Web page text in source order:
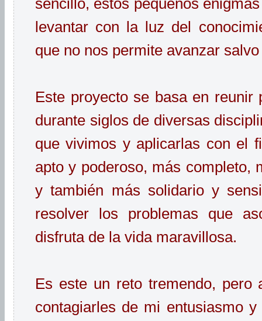
sencillo, estos pequeños
levantar con la luz del
que no nos permite avanzar
Este proyecto se basa en reunir
durante siglos de diversas
que vivimos y aplicarlas con el
apto y poderoso, más completo,
y también más solidario y
resolver los problemas que
disfruta de la vida maravillosa.
Es este un reto tremendo,
contagiarles de mi entusiasmo